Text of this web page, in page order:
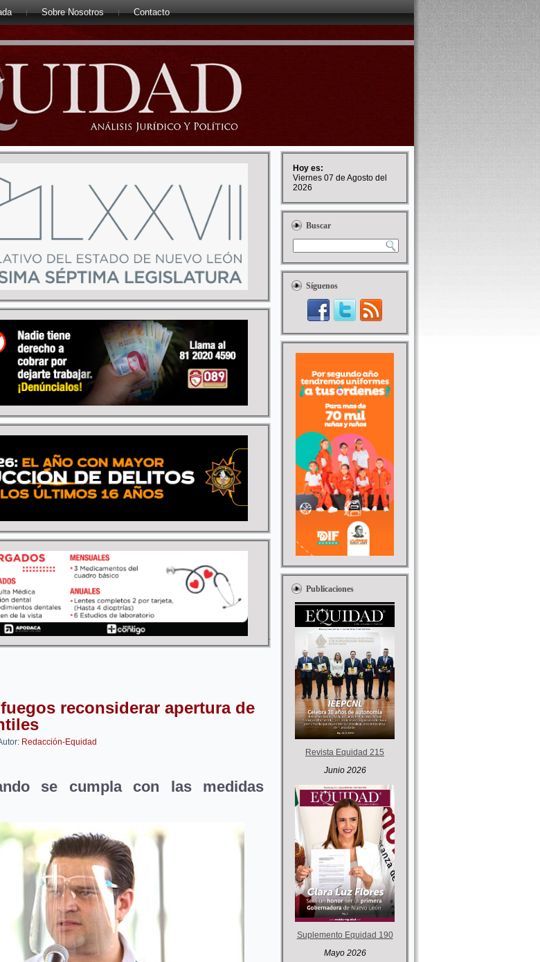
Sobre Nosotros Contacto
reconsiderar apertura de
Redacción-Equidad
se cumpla con las medidas
Hoy es:
Viernes 07 de Agosto del
2026
Buscar
Síguenos
Publicaciones
Revista Equidad 215
Junio 2026
Suplemento Equidad 190
Mayo 2026